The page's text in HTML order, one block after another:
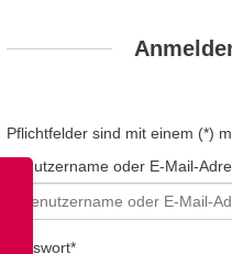
Pflichtfelder sind mit einem (*)
Benutzername oder E-Mail-
Passwort*